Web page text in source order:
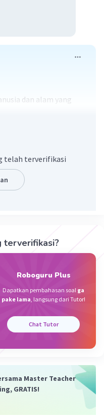
dan alam yang
Balas
tersebut adalah
dan alam yang
Balas
telah terverifikasi
terverifikasi?
Roboguru Plus
Dapatkan pembahasan soal ga
pake lama, langsung dari Tutor!
Chat Tutor
Master Teacher
GRATIS!